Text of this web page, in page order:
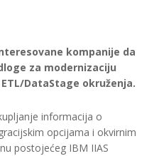
kompanije da
za modernizaciju
DataStage okruženja.
informacija o
opcijama i okvirnim
postojećeg IBM IIAS